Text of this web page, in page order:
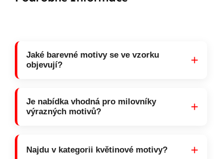
Jaké barevné motivy se ve vzorku
objevují?
+
Je nabídka vhodná pro milovníky
výrazných motivů?
+
Najdu v kategorii květinové motivy? +